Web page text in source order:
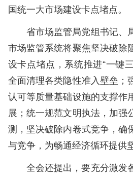
国统一大市场建设卡点堵点。
省市场监管局党组书记、
市场监管系统将聚焦坚决破除
设卡点堵点，系统推进“一键
全面清理各类隐性准入壁垒；
认可等质量基础设施的支撑作
展；统一规范文明执法，加强
测，坚决破除内卷式竞争，确
与竞争，为畅通经济循环提供
全会还提出，要充分激发